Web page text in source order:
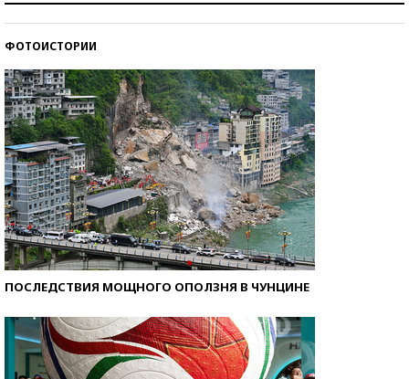
ФОТОИСТОРИИ
ПОСЛЕДСТВИЯ МОЩНОГО ОПОЛЗНЯ В ЧУНЦИНЕ